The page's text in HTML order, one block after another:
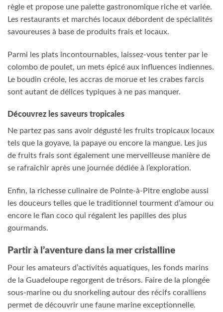
règle et propose une palette gastronomique riche et variée.
Les restaurants et marchés locaux débordent de spécialités
savoureuses à base de produits frais et locaux.
Parmi les plats incontournables, laissez-vous tenter par le
colombo de poulet, un mets épicé aux influences indiennes.
Le boudin créole, les accras de morue et les crabes farcis
sont autant de délices typiques à ne pas manquer.
Découvrez les saveurs tropicales
Ne partez pas sans avoir dégusté les fruits tropicaux locaux
tels que la goyave, la papaye ou encore la mangue. Les jus
de fruits frais sont également une merveilleuse manière de
se rafraîchir après une journée dédiée à l’exploration.
Enfin, la richesse culinaire de Pointe-à-Pitre englobe aussi
les douceurs telles que le traditionnel tourment d’amour ou
encore le flan coco qui régalent les papilles des plus
gourmands.
Partir à l’aventure dans la mer cristalline
Pour les amateurs d’activités aquatiques, les fonds marins
de la Guadeloupe regorgent de trésors. Faire de la plongée
sous-marine ou du snorkeling autour des récifs coralliens
permet de découvrir une faune marine exceptionnelle.